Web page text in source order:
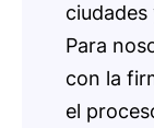
Para
con la
el